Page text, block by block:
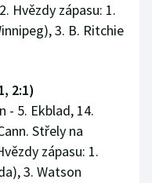
Hvězdy zápasu: 1.
3. B. Ritchie
2:1)
- 5. Ekblad, 14.
Střely na
zápasu: 1.
3. Watson